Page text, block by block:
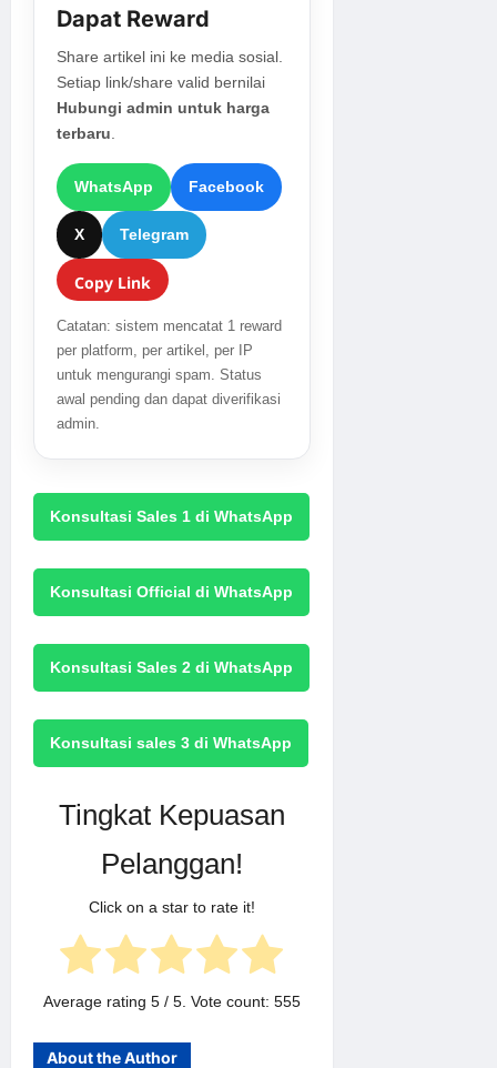
Dapat Reward
Share artikel ini ke media sosial.
Setiap link/share valid bernilai
Hubungi admin untuk harga
terbaru
WhatsApp Facebook
X Telegram
Copy Link
Catatan: sistem mencatat 1 reward
per platform, per artikel, per IP
untuk mengurangi spam. Status
awal pending dan dapat diverifikasi
admin.
Konsultasi Sales 1 di WhatsApp
Konsultasi Official di WhatsApp
Konsultasi Sales 2 di WhatsApp
Konsultasi sales 3 di WhatsApp
Tingkat Kepuasan
Pelanggan!
Click on a star to rate it!
Average rating 5/ 5. Vote count: 555
About the Author